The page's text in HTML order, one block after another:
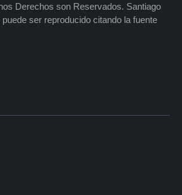
Derechos son Reservados. Santiago
ser reproducido citando la fuente